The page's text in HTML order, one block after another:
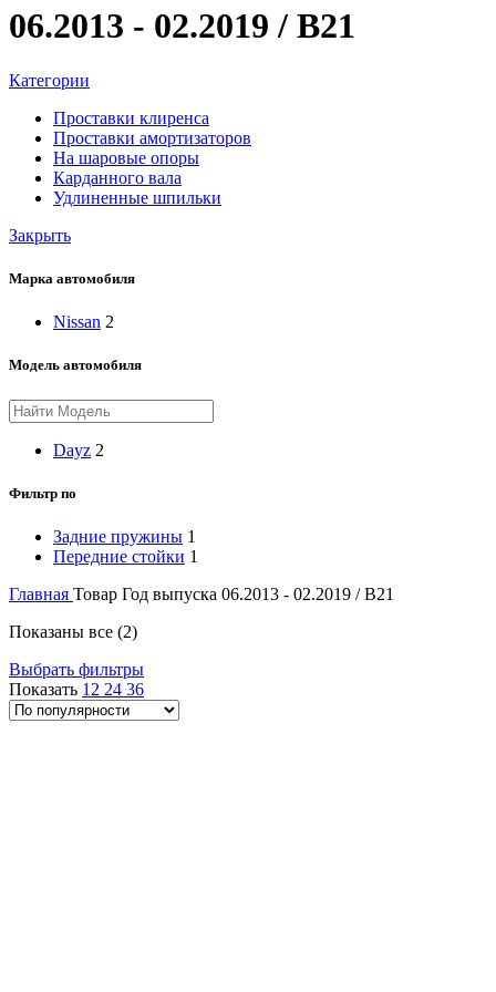
06.2013 - 02.2019 / B21
Категории
Проставки клиренса
Проставки амортизаторов
На шаровые опоры
Карданного вала
Удлиненные шпильки
Закрыть
Марка автомобиля
Nissan 2
Модель автомобиля
Dayz 2
Фильтр по
Задние пружины 1
Передние стойки 1
Главная Товар Год выпуска 06.2013 - 02.2019 / B21
Показаны все (2)Сортировка:
популярности
Выбрать фильтры
Показать 12 24 36